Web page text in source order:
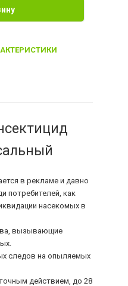
в рекламе и давно
потребителей, как
насекомых в
вызывающие
следов на опыляемых
действием, до 28